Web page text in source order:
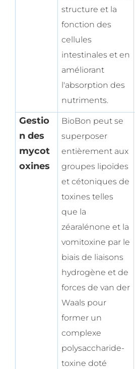
structure et la
fonction des
cellules
intestinales et en
améliorant
l'absorption des
nutriments.
Gestio
n des
mycot
oxines
BioBon peut se
superposer
entièrement aux
groupes lipoïdes
et cétoniques de
toxines telles
que la
zéaralénone et la
vomitoxine par le
biais de liaisons
hydrogène et de
forces de van der
Waals pour
former un
complexe
polysaccharide-
toxine doté